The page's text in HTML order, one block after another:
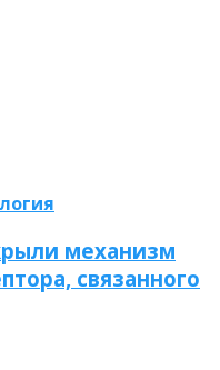
механизм
связанного